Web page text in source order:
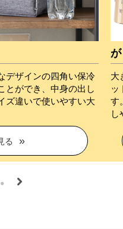
デザインの四角い保冷
とができ、中身の出し
ズ違いで使いやすい大
る
大
ッ
す
し